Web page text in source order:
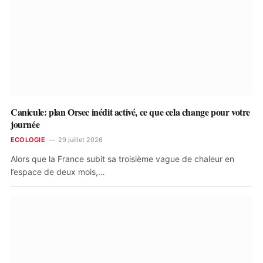
Canicule: plan Orsec inédit activé, ce que cela change pour votre
journée
ECOLOGIE 29 juillet 2026
Alors que la France subit sa troisième vague de chaleur en
l’espace de deux mois,…